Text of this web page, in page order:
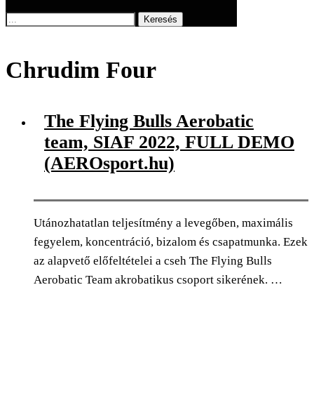
Keresés
Chrudim Four
The Flying Bulls Aerobatic
team, SIAF 2022, FULL DEMO
(AEROsport.hu)
Utánozhatatlan teljesítmény a levegőben, maximális
fegyelem, koncentráció, bizalom és csapatmunka. Ezek
az alapvető előfeltételei a cseh The Flying Bulls
Aerobatic Team akrobatikus csoport sikerének. …